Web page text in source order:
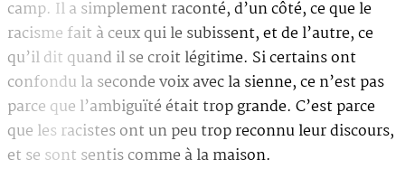
camp. Il a simplement raconté, d’un côté, ce que le
racisme fait à ceux qui le subissent, et de l’autre, ce
qu’il dit quand il se croit légitime. Si certains ont
confondu la seconde voix avec la sienne, ce n’est pas
parce que l’ambiguïté était trop grande. C’est parce
que les racistes ont un peu trop reconnu leur discours,
et se sont sentis comme à la maison.